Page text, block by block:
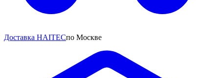
Доставка HAITECпо Москве